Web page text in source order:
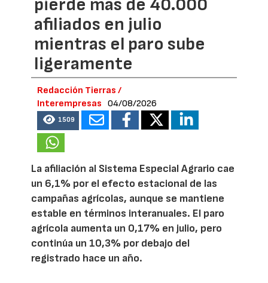
pierde más de 40.000
afiliados en julio
mientras el paro sube
ligeramente
Redacción Tierras /
Interempresas
04/08/2026
1509
La afiliación al Sistema Especial Agrario cae
un 6,1% por el efecto estacional de las
campañas agrícolas, aunque se mantiene
estable en términos interanuales. El paro
agrícola aumenta un 0,17% en julio, pero
continúa un 10,3% por debajo del
registrado hace un año.